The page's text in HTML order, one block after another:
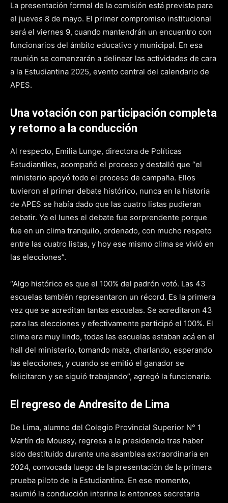
La presentación formal de la comisión está prevista para
el jueves 8 de mayo. El primer compromiso institucional
será el viernes 9, cuando mantendrán un encuentro con
funcionarios del ámbito educativo y municipal. En esa
reunión se comenzarán a delinear las actividades de cara
a la Estudiantina 2025, evento central del calendario de
APES.
Una votación con participación completa
y retorno a la conducción
Al respecto, Emilia Lunge, directora de Políticas
Estudiantiles, acompañó el proceso y destalló que “el
ministerio apoyó todo el proceso de campaña. Ellos
tuvieron el primer debate histórico, nunca en la historia
de APES se había dado que las cuatro listas pudieran
debatir. Ya el lunes el debate fue sorprendente porque
fue en un clima tranquilo, ordenado, con mucho respeto
entre las cuatro listas, y hoy ese mismo clima se vivió en
las elecciones”.
“Algo histórico es que el 100% del padrón votó. Las 43
escuelas también representaron un récord. Es la primera
vez que se acreditan tantas escuelas. Se acreditaron 43
para las elecciones y efectivamente participó el 100%. El
clima era muy lindo, todas las escuelas estaban acá en el
hall del ministerio, tomando mate, charlando, esperando
las elecciones, y cuando se emitió el ganador se
felicitaron y se siguió trabajando”, agregó la funcionaria.
El regreso de Andresito de Lima
De Lima, alumno del Colegio Provincial Superior N° 1
Martín de Moussy, regresa a la presidencia tras haber
sido destituido durante una asamblea extraordinaria en
2024, convocada luego de la presentación de la primera
prueba piloto de la Estudiantina. En ese momento,
asumió la conducción interina la entonces secretaria